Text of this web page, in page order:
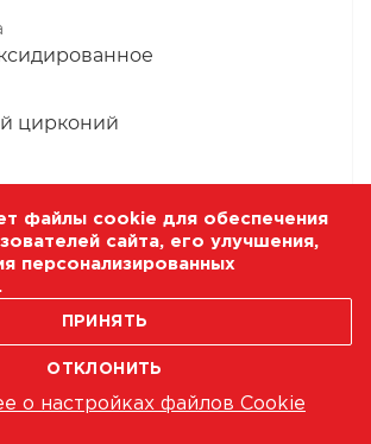
цирконий
шт
файлы cookie для обеспечения
сайта, его улучшения,
персонализированных
ПРИНЯТЬ
ОТКЛОНИТЬ
о настройках файлов Cookie